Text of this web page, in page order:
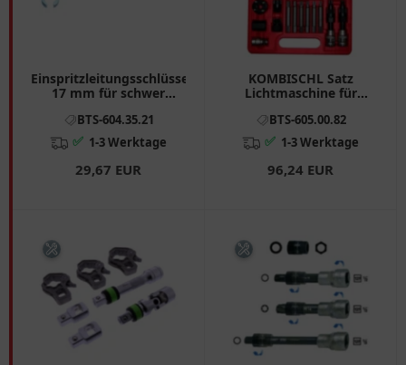
Einspritzleitungsschlüssel
17 mm für schwer
Einspritzdüsen
BTS-604.35.21
✅ 1-3 Werktage
29,67 EUR
KOMBISCHL Satz
Lichtmaschine für
BTS-605.00.82
✅ 1-3 Werktage
96,24 EUR